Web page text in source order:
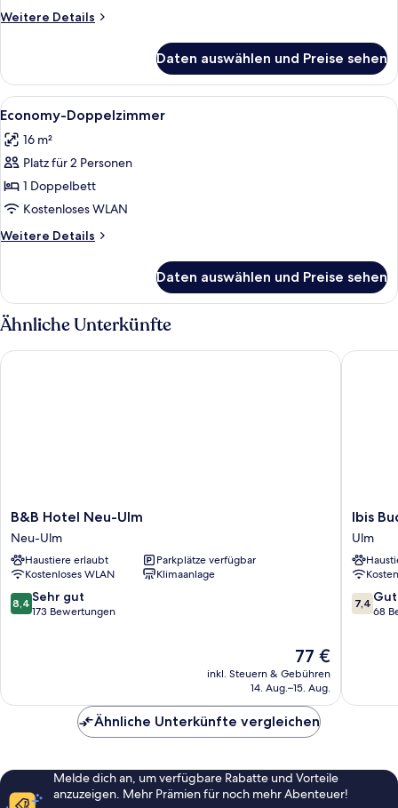
Weitere Details
Weitere
Einzelzimmer
Daten auswählen und Preise sehen
Alle
Fotos
für
Economy-
Doppelzimmer
anzeigen
Ein Hotelzimmer mit Bett,
5
Economy-Doppelzimmer
16 m²
Platz für 2 Personen
1 Doppelbett
Kostenloses WLAN
Weitere Details
Weitere
Doppelzimmer
Daten auswählen und Preise sehen
Ähnliche Unterkünfte
B&B
Hotel
Neu-
Ulm
Neu-
Ulm
B&B Hotel Neu-Ulm
Neu-Ulm
Haustiere erlaubt
Parkplätze verfügbar
Kostenloses WLAN
Klimaanlage
8.4
von
8,4 Sehr gut
173 Bewertungen
Der
Preis
beträgt
77 €
inkl. Steuern & Gebühren
14. Aug.–15. Aug.
B&B Hotel Neu-Ulm
Ibis
Budget
ULM
City
Ulm
Ibis
Ulm
7.4
von
7,4 Gut
68
Ibis
Ähnliche Unterkünfte vergleichen
Melde dich an, um verfügbare Rabatte und Vorteile
anzuzeigen. Mehr Prämien für noch mehr Abenteuer!